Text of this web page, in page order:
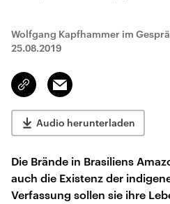
Wolfgang Kapfhammer im
25.08.2019
Link
kopieren/teilen
Email
Audio herunterladen
Die Brände in Brasiliens
auch die Existenz der
Verfassung sollen sie ihre